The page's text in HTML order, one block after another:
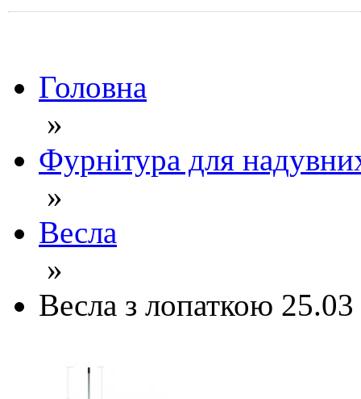
Головна
»
Фурнітура для
»
Весла
»
Весла з лопаткою